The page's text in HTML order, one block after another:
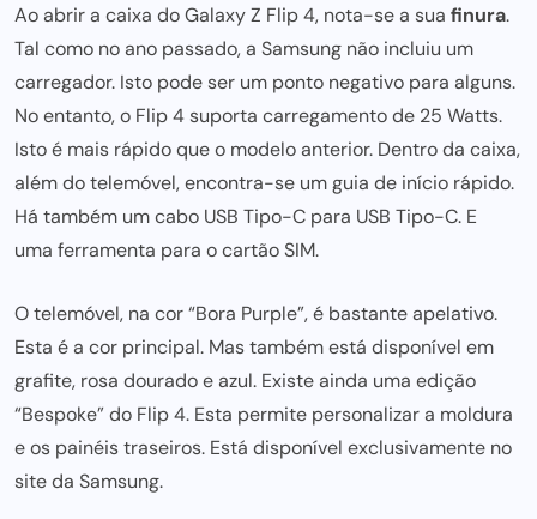
Ao abrir a caixa doGalaxy Z Flip 4, nota-se a sua finura.
Tal como no ano passado, a Samsung não incluiu um
carregador. Isto pode ser um ponto negativo para alguns.
No entanto, o Flip 4suporta carregamento de 25 Watts.
Isto é mais rápidoque o modelo anterior. Dentro da caixa,
além do telemóvel, encontra-se um guia de início rápido.
Há também um cabo USB Tipo-C para USB Tipo-C. E
uma ferramenta para o cartão SIM.
O telemóvel, na cor “Bora Purple”, é bastante apelativo.
Esta é a cor principal. Mas também está disponível em
grafite, rosa dourado e azul. Existe ainda uma edição
“Bespoke” do Flip 4. Esta permite personalizar a moldura
e os painéis traseiros. Está disponível exclusivamente no
site da Samsung.